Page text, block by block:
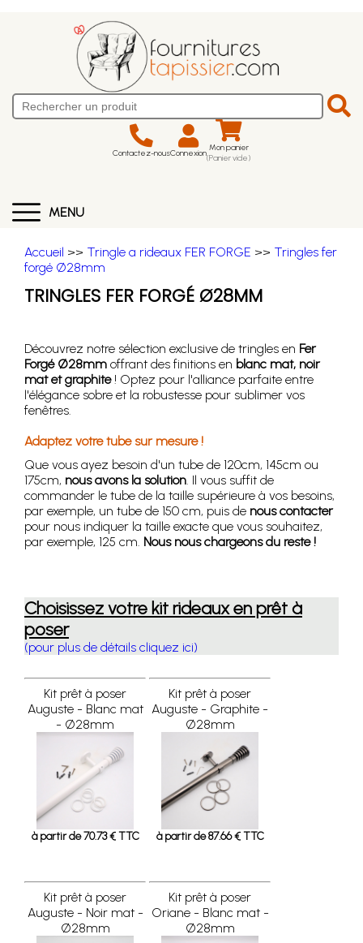
Contactez-nousConnexion Mon panier
(Panier vide)
MENU
Accueil >> Tringle a rideaux FER FORGE >> Tringles fer
forgé Ø28mm
TRINGLES FER FORGÉ Ø28MM
Découvrez notre sélection exclusive de tringles en Fer
Forgé Ø28mm offrant des finitions en blanc mat, noir
mat et graphite! Optez pour l'alliance parfaite entre
l'élégance sobre et la robustesse pour sublimer vos
fenêtres.
Adaptez votre tube sur mesure !
Que vous ayez besoin d'un tube de 120cm, 145cm ou
175cm, nous avons la solution. Il vous suffit de
commander le tube de la taille supérieure à vos besoins,
par exemple, un tube de 150 cm, puis de nous contacter
pour nous indiquer la taille exacte que vous souhaitez,
par exemple, 125 cm. Nous nous chargeons du reste !
Choisissez votre kit rideaux en prêt à
poser
(pour plus de détails cliquez ici)
Kit prêt à poser
Auguste - Blanc mat
- Ø28mm
à partir de 70.73 € TTC
Kit prêt à poser
Auguste - Graphite -
Ø28mm
à partir de 87.66 € TTC
Kit prêt à poser
Auguste - Noir mat -
Ø28mm
Kit prêt à poser
Oriane - Blanc mat -
Ø28mm